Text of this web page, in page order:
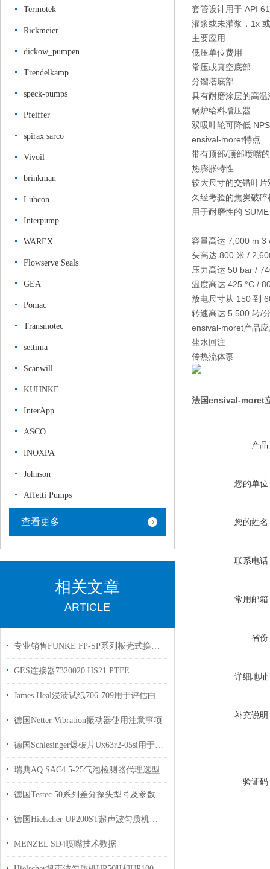
Termotek
Rickmeier
dickow_pumpen
Trendelkamp
speck-pumps
Pfeiffer
spirax sarco
Vivoil
brinkman
Lubcon
Interpump
WAREX
Flowserve Seals
GEA
Pomac
Transmotec
settima
Scanwill
KUHNKE
InterApp
ASCO
INOXPA
Johnson
Affetti Pumps
查看更多
相关文章
ARTICLE
专业销售FUNKE FP-SP系列板壳式换热器
GES连接器7320020 HS21 PTFE
James Heal浸渍试纸706-709用于评估白色或柔和色纱线变黄的可能性
德国Netter Vibration振动器使用注意事项
德国Schlesinger爆破片Ux63r2-05si用于制药行业使用授权代理
瑞典AQ SAC4.5-25气泡检测器代理选型
德国Testec 50系列差分探头型号及参数解析
德国Hielscher UP200ST超声波匀质机分散设备原厂直供支持选型
MENZEL SD4喷嘴技术数据
套管设计用于 API
灌浆或未灌浆，1x
主要应用
低压单位费用
常压或真空底部
分馏塔底部
具有耐磨涂层的高温
锅炉给料增压器
双吸叶轮可降低
ensival-moret特点
带有顶部/顶部喷嘴
热膨胀特性
较大尺寸的交错叶片
久经考验的焦炭破碎
用于耐磨性的
容量高达 7,000 m 3
头高达 800 米 /
压力高达 50 bar /
温度高达 425 °C /
放电尺寸从 150 到
转速高达 5,500 转/
ensival-moret产品
盐水回注
传热流体泵
法国ensival-moret
产品
您的单位
您的姓名
联系电话
常用邮箱
省份
详细地址
补充说明
验证码